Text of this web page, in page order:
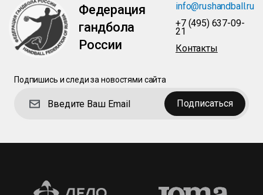
Федерация
гандбола
России
info@rushandball.ru
+7 (495) 637-09-
21
Контакты
Подпишись и следи за новостями сайта
Подписаться